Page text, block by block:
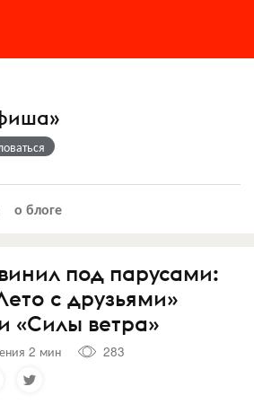
о блоге
под парусами:
с друзьями»
«Силы ветра»
2 мин
283